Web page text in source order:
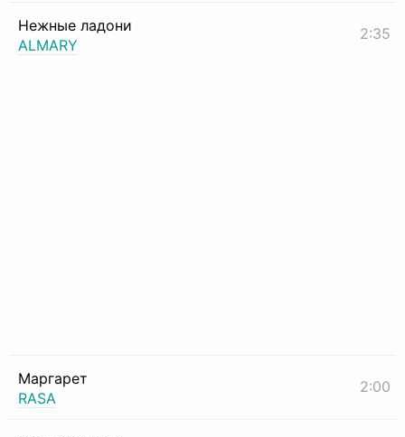
Нежные ладони
ALMARY
2:35
Маргарет
RASA
2:00